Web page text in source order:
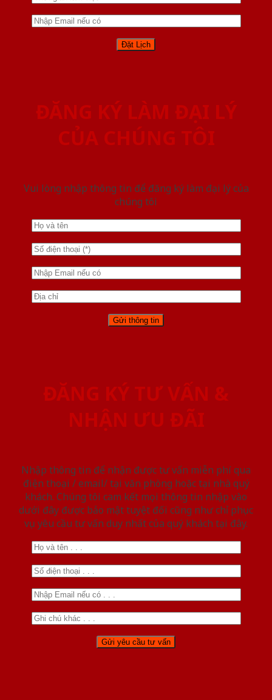
ĐĂNG KÝ LÀM ĐẠI LÝ
CỦA CHÚNG TÔI
Vui lòng nhập thông tin để đăng ký làm đại lý của
chúng tôi
ĐĂNG KÝ TƯ VẤN &
NHẬN ƯU ĐÃI
Nhập thông tin để nhận được tư vấn miễn phí qua
điện thoại / email/ tại văn phòng hoặc tại nhà quý
khách. Chúng tôi cam kết mọi thông tin nhập vào
dưới đây được bảo mật tuyệt đối cũng như chỉ phục
vụ yêu cầu tư vấn duy nhất của quý khách tại đây.